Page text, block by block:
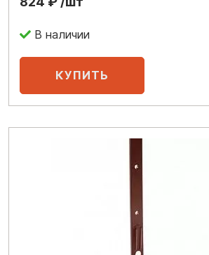
В наличии